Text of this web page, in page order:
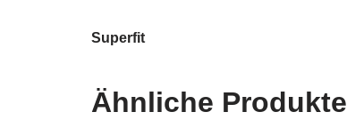
Superfit
Ähnliche Produkte